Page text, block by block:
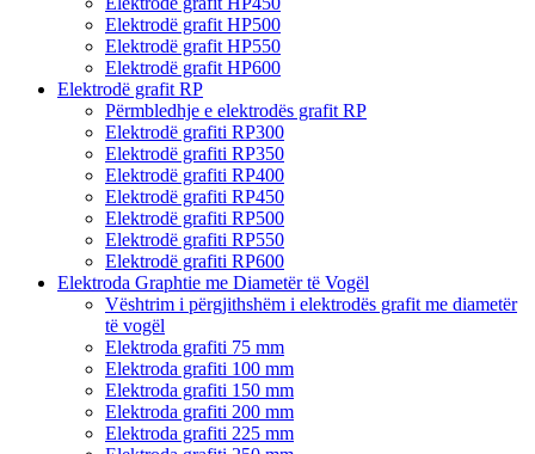
Elektrodë grafit HP500
Elektrodë grafit HP550
Elektrodë grafit HP600
Elektrodë grafit RP
Përmbledhje e elektrodës grafit RP
Elektrodë grafiti RP300
Elektrodë grafiti RP350
Elektrodë grafiti RP400
Elektrodë grafiti RP450
Elektrodë grafiti RP500
Elektrodë grafiti RP550
Elektrodë grafiti RP600
Elektroda Graphtie me Diametër të Vogël
Vështrim i përgjithshëm i elektrodës grafit me diametër
të vogël
Elektroda grafiti 75 mm
Elektroda grafiti 100 mm
Elektroda grafiti 150 mm
Elektroda grafiti 200 mm
Elektroda grafiti 225 mm